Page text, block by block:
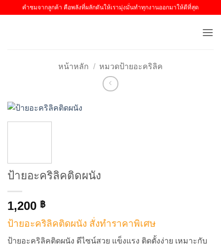
คำชมจากลูกค้า คือพลังที่ผลักดันให้เรามุ่งมั่นทำทุกงานออกมาให้ดีที่สุด
หน้าหลัก / หมวดป้ายอะคริลิค
ป้ายอะคริลิคติดผนัง
1,200 ฿
ป้ายอะคริลิคติดผนัง สั่งทำราคาพิเศษ
ป้ายอะคริลิคติดผนัง ดีไซน์สวย แข็งแรง ติดตั้งง่าย เหมาะกับ